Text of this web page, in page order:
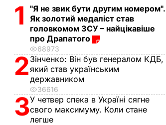
1
"Я не звик бути другим номером".
Як золотий медаліст став
головкомом ЗСУ – найцікавіше
про Драпатого
68973
2 Зінченко: Він був генералом КДБ,
який став українським
державником
36616
3У четвер спека в Україні сягне
свого максимуму. Коли стане
легше